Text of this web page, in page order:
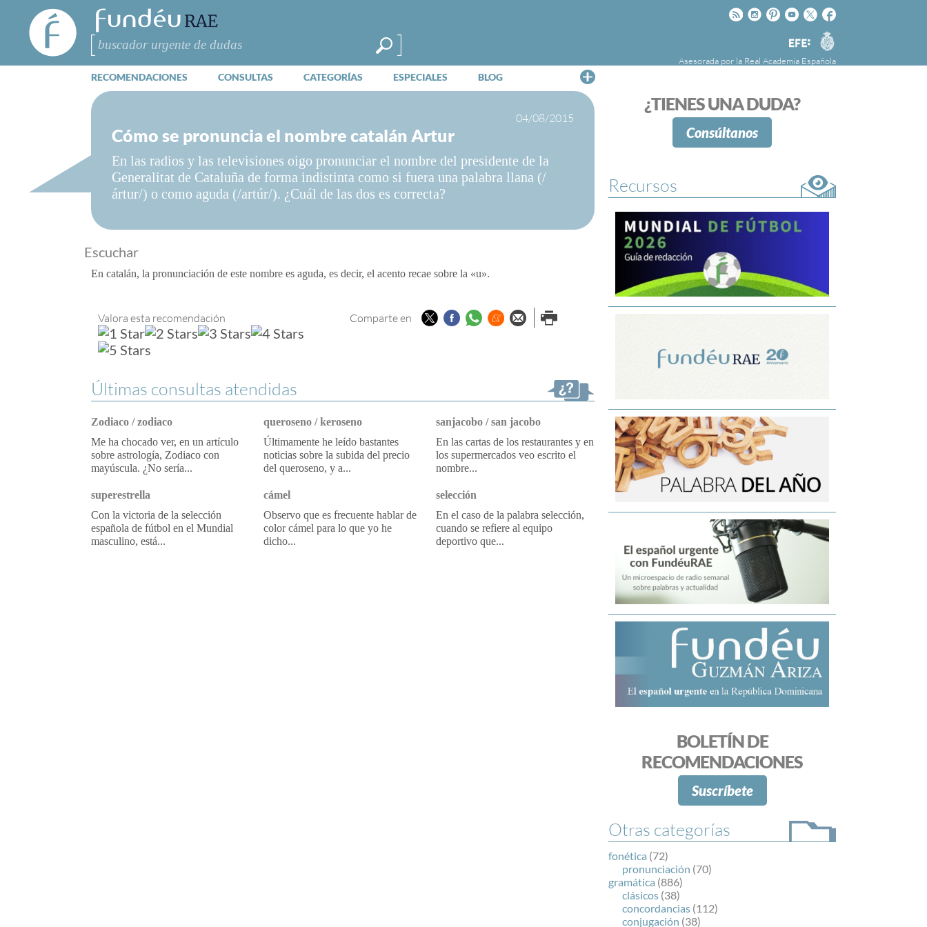
FundéuRAE
- Fundación
del Español
Urgente
Buscar
Facebook
Twitter
Youtube
Pinteres
Instagram
Rss
Agencia
EFE
Asesorada por la Real Academia Española
RECOMENDACIONES CONSULTAS CATEGORÍAS ESPECIALES BLOG
FundéuRAE es una fundación patrocinada por
la Agencia Efe y la Real Academia Española,
cuyo objetivo es colaborar con el buen uso del
¿TIENES UNA DUDA?
Consúltanos
04/08/2015
Cómo se pronuncia el nombre catalán Artur
En las radios y las televisiones oigo pronunciar el nombre del presidente de la
Generalitat de Cataluña de forma indistinta como si fuera una palabra llana (/
ártur/) o como aguda (/artúr/). ¿Cuál de las dos es correcta?
Escuchar
En catalán, la pronunciación de este nombre es aguda, es decir, el acento recae sobre la «u».
Valora esta recomendación Comparte en TwitterFacebook
Whatsapp
Menéame
Enviar porImprimir
Últimas consultas atendidas
Zodiaco / zodiaco
Me ha chocado ver, en un artículo
sobre astrología, Zodiaco con
mayúscula. ¿No sería...
queroseno / keroseno
Últimamente he leído bastantes
noticias sobre la subida del precio
del queroseno, y a...
sanjacobo / san jacobo
En las cartas de los restaurantes y en
los supermercados veo escrito el
nombre...
superestrella
Con la victoria de la selección
española de fútbol en el Mundial
masculino, está...
cámel
Observo que es frecuente hablar de
color cámel para lo que yo he
dicho...
selección
En el caso de la palabra selección,
cuando se refiere al equipo
deportivo que...
Recursos
BOLETÍN DE
RECOMENDACIONES
Suscríbete
Otras categorías
fonética (72)
pronunciación (70)
gramática (886)
clásicos (38)
concordancias (112)
conjugación (38)